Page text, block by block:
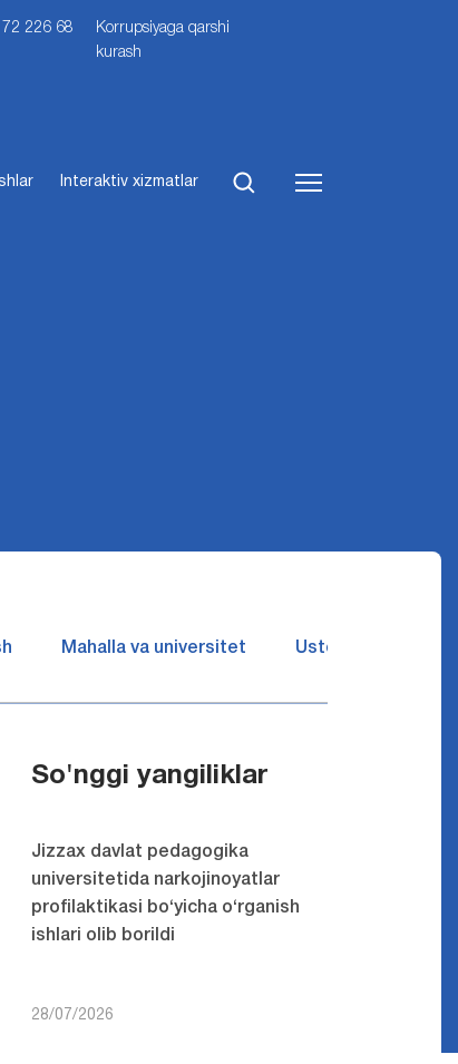
72 226 68
Korrupsiyaga qarshi
kurash
Interaktiv xizmatlar
Mahalla va universitet Ustozlar suhbatin
So'nggi yangiliklar
Jizzax davlat pedagogika
universitetida narkojinoyatlar
profilaktikasi bo‘yicha o‘rganish
ishlari olib borildi
28/07/2026